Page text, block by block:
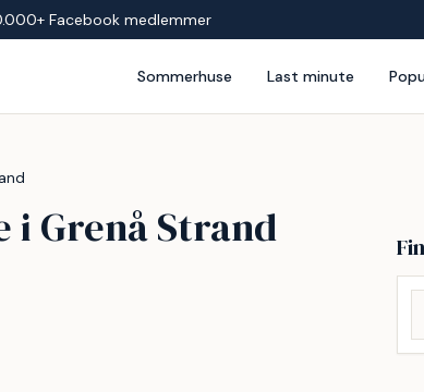
Facebook medlemmer
Sommerhuse Last minute
i Grenå Strand